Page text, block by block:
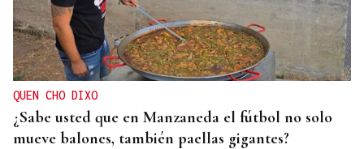
TROFEO EN ESPIÑEDO
Derrota del Arenteiro 0-3 ante el Pontevedra en
un partido de andar por casa
QUEN CHO DIXO
¿Sabe usted que en Manzaneda el fútbol no solo
mueve balones, también paellas gigantes?